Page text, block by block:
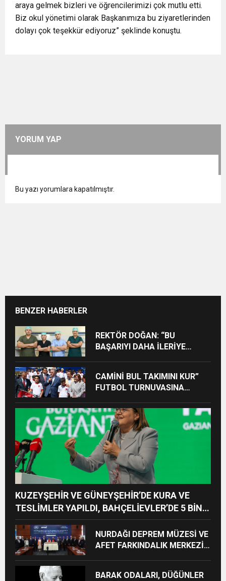
araya gelmek bizleri ve öğrencilerimizi çok mutlu etti.
Biz okul yönetimi olarak Başkanımıza bu ziyaretlerinden
dolayı çok teşekkür ediyoruz” şeklinde konuştu.
YORUM YAP
Bu yazı yorumlara kapatılmıştır.
BENZER HABERLER
REKTÖR DOĞAN: “BU
BAŞARIYI DAHA İLERİYE
CAMİNİ BUL TAKIMINI KUR”
FUTBOL TURNUVASINA
BİSİKLET HEDİYE EDİLDİ
KUZEYŞEHİR VE GÜNEYŞEHİR’DE KURA VE
TESLİMLER YAPILDI, BAHÇELİEVLER’DE 5 BİN
KONUTUN TEMELİ ATILDI
NURDAĞI DEPREM MÜZESİ VE
AFET FARKINDALIK MERKEZİ
BARAK ODALARI, DÜĞÜNLER